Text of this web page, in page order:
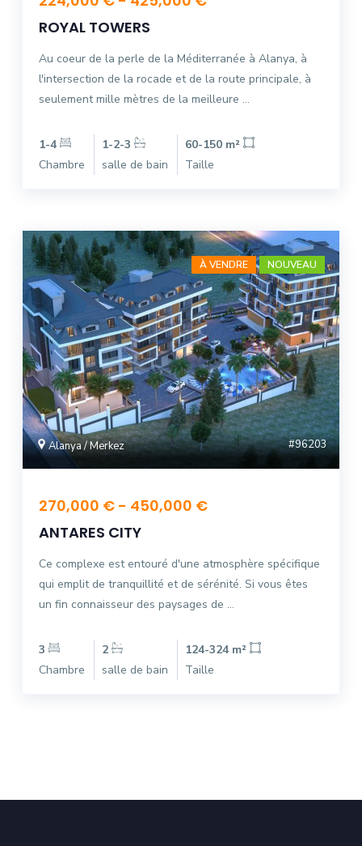
ROYAL TOWERS
Au coeur de la perle de la Méditerranée à Alanya, à
l'intersection de la rocade et de la route principale, à
seulement mille mètres de la meilleure ...
1-4
Chambre
1-2-3
salle de bain
60-150 m²
Taille
À VENDRE NOUVEAU
Alanya / Merkez #96203
270,000 € - 450,000 €
ANTARES CITY
Ce complexe est entouré d'une atmosphère spécifique
qui emplit de tranquillité et de sérénité. Si vous êtes
un fin connaisseur des paysages de ...
3
Chambre
2
salle de bain
124-324 m²
Taille